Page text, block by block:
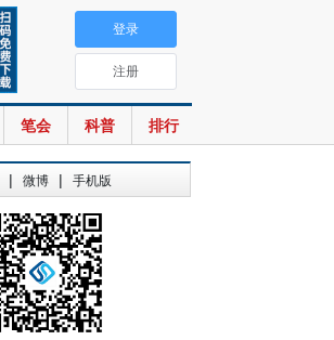
笔会 科普 排行
登录
注册
| 微博 | 手机版